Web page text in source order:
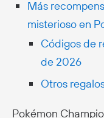
Más
misterioso en
Códigos de
de 2026
Otros
Pokémon